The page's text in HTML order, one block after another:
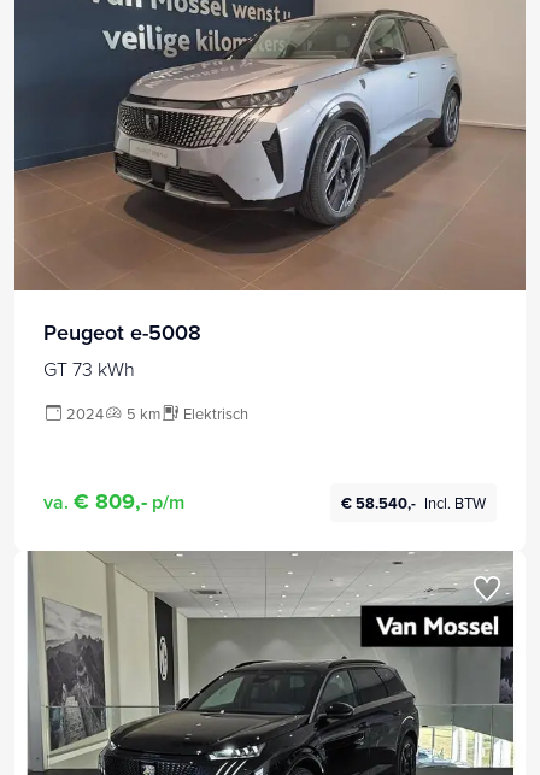
Peugeot e-5008
GT 73 kWh
2024 5 km Elektrisch
va. € 809,- p/m € 58.540,- Incl. BTW